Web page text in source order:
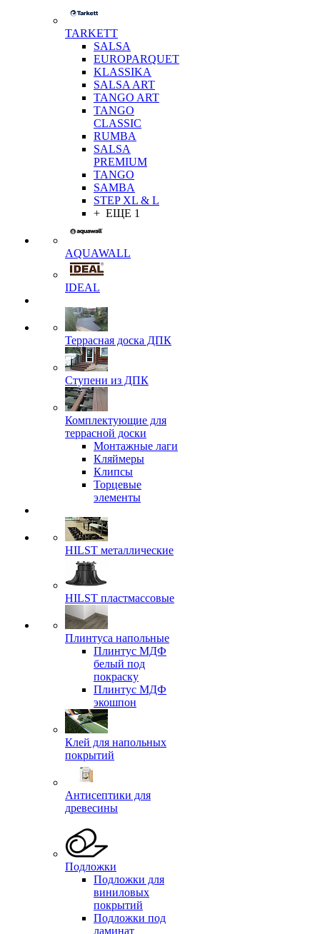
TARKETT
SALSA
EUROPARQUET
KLASSIKA
SALSA ART
TANGO ART
TANGO
CLASSIC
RUMBA
SALSA
PREMIUM
TANGO
SAMBA
STEP XL & L
+ ЕЩЕ 1
AQUAWALL
IDEAL
Террасная доска ДПК
Ступени из ДПК
Комплектующие для
террасной доски
Монтажные лаги
Кляймеры
Клипсы
Торцевые
элементы
HILST металлические
HILST пластмассовые
Плинтуса напольные
Плинтус МДФ
белый под
покраску
Плинтус МДФ
экошпон
Клей для напольных
покрытий
Антисептики для
древесины
Подложки
Подложки для
виниловых
покрытий
Подложки под
ламинат